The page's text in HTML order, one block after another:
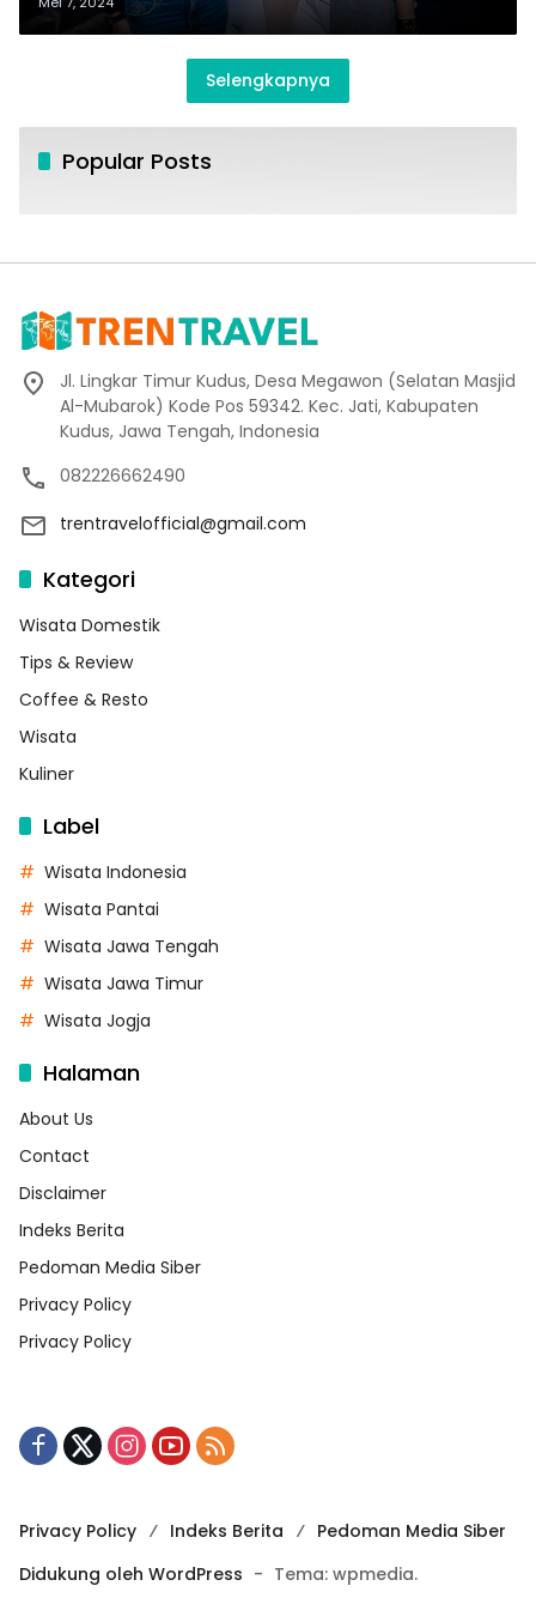
Selengkapnya
Popular Posts
Jl. Lingkar Timur Kudus, Desa Megawon (Selatan Masjid
Al-Mubarok) Kode Pos 59342. Kec. Jati, Kabupaten
Kudus, Jawa Tengah, Indonesia
082226662490
trentravelofficial@gmail.com
Kategori
Wisata Domestik
Tips & Review
Coffee & Resto
Wisata
Kuliner
Label
Wisata Indonesia
Wisata Pantai
Wisata Jawa Tengah
Wisata Jawa Timur
Wisata Jogja
Halaman
About Us
Contact
Disclaimer
Indeks Berita
Pedoman Media Siber
Privacy Policy
Privacy Policy
Privacy Policy Indeks Berita
Pedoman Media Siber
Didukung oleh WordPress - Tema: wpmedia.